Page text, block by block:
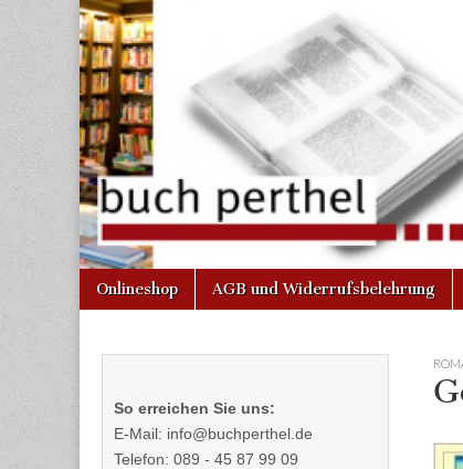
am Gasteig
Main
menu
Skip
Onlineshop AGB und Widerrufsbelehrung
So erreichen Sie uns:
E-Mail: info@buchperthel.de
Telefon: 089 - 45 87 99 09